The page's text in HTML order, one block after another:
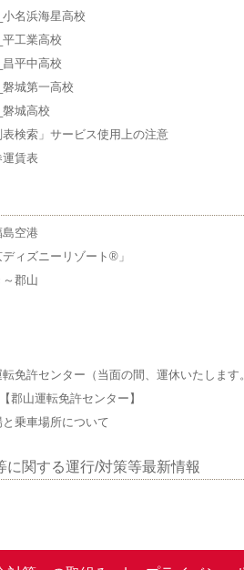
名浜海星高校
工業高校
平中高校
城第一高校
城高校
検索」サービス使用上の注意
運賃表
島空港
ィズニーリゾート®」
郡山
免許センター（当面の間、運休いたします
郡山運転免許センター】
乗車場所について
に関する運行/対策等最新情報